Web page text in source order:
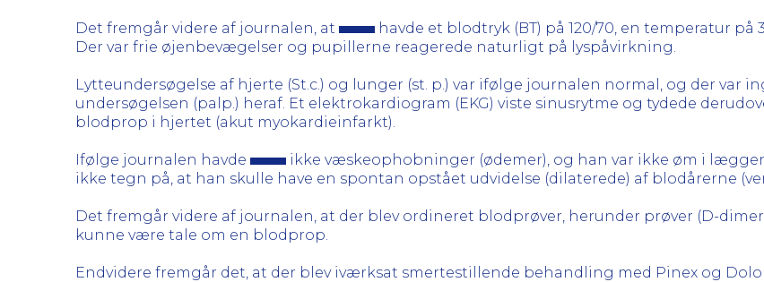
Det fremgår videre af journalen, at
havde et blodtryk (BT) på 120/70, en temperatur på
Der var frie øjenbevægelser og pupillerne reagerede naturligt på lyspåvirkning.
Lytteundersøgelse af hjerte (St.c.) og lunger (st. p.) var ifølge journalen normal, og der var
undersøgelsen (palp.) heraf. Et elektrokardiogram (EKG) viste sinusrytme og tydede
blodprop i hjertet (akut myokardieinfarkt).
Ifølge journalen havde
ikke væskeophobninger (ødemer), og han var ikke øm i
ikke tegn på, at han skulle have en spontan opstået udvidelse (dilaterede) af blodårerne
Det fremgår videre af journalen, at der blev ordineret blodprøver, herunder prøver (D-dimer
kunne være tale om en blodprop.
Endvidere fremgår det, at der blev iværksat smertestillende behandling med Pinex og